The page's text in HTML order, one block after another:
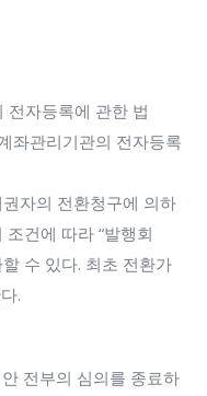
전자등록에 관한 법
좌관리기관의 전자등록
자의 전환청구에 의하
건에 따라 “발행회
수 있다. 최초 전환가
.
전부의 심의를 종료하